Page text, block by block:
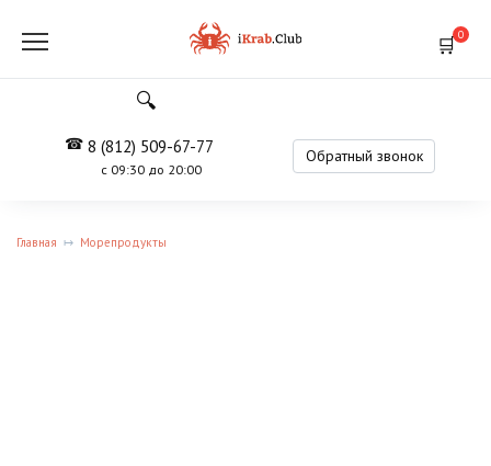
содержанию
0
8 (812) 509-67-77
с 09:30 до 20:00
Обратный звонок
Главная Морепродукты